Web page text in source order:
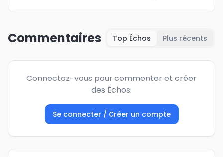
Commentaires Top Échos Plus récents
Connectez-vous pour commenter et créer
des Échos.
Se connecter / Créer un compte